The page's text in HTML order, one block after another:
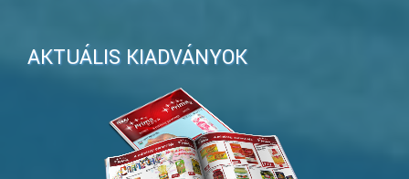
AKTUÁLIS KIADVÁNYOK